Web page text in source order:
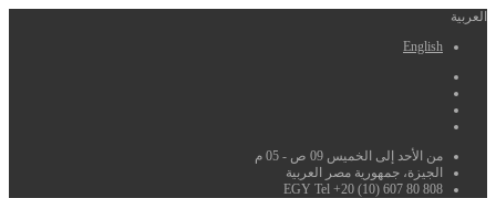
العربية
English
من الأحد إلى الخميس 09 ص - 05 م
الجيزة، جمهورية مصر العربية
EGY Tel +20 (10) 607 80 808